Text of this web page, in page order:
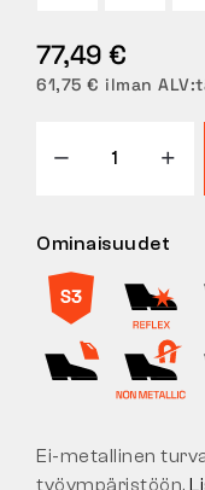
77,49 €
61,75 € ilman
Ominaisuudet
Ei-metallinen
työympäristöön.